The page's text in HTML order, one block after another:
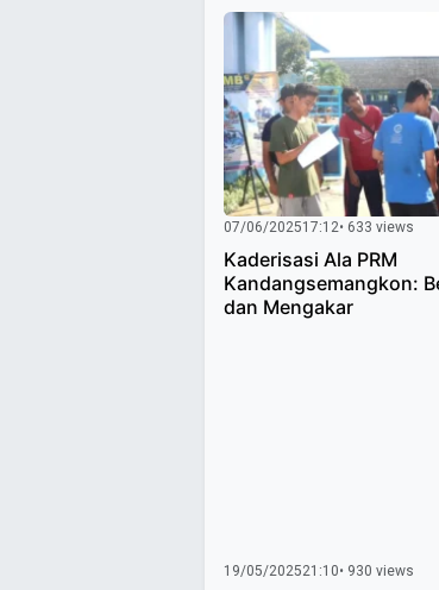
07/06/202517:12• 633 views
Kaderisasi Ala PRM
Kandangsemangkon:
dan Mengakar
19/05/202521:10• 930 views